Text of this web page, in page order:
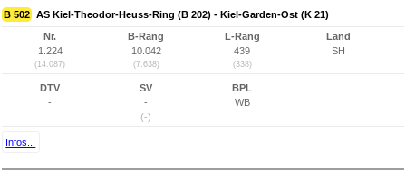
B 502 AS Kiel-Theodor-Heuss-Ring (B 202) - Kiel-Garden-Ost (K 21)
Nr.
1.224
(14.087)
B-Rang
10.042
(7.638)
L-Rang
439
(338)
Land
SH
DTV
-
SV
-
(-)
BPL
WB
Infos...